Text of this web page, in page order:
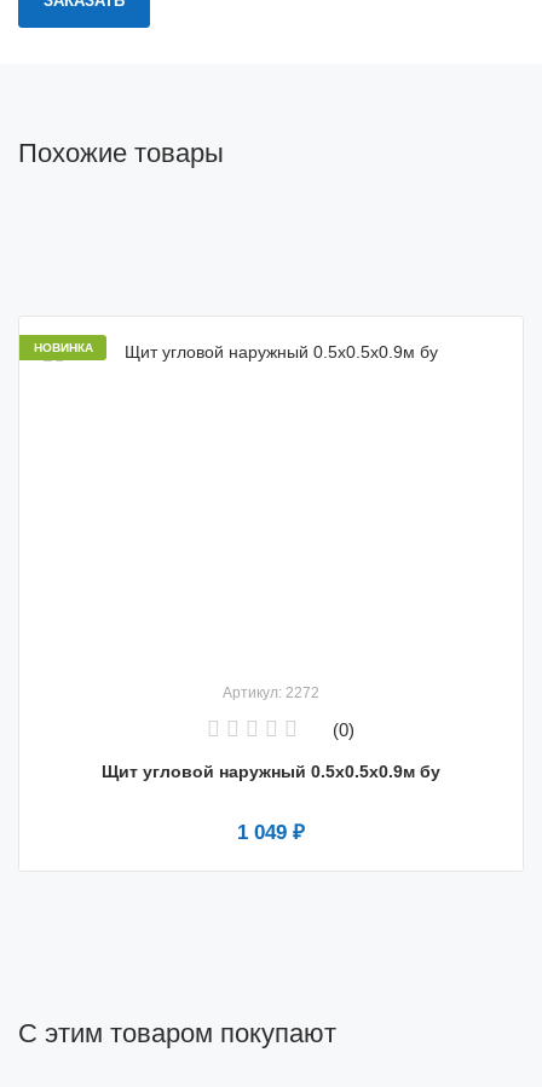
Похожие товары
НОВИНКА
Артикул: 2272
(0)
Щит угловой наружный 0.5x0.5x0.9м бу
1 049 ₽
С этим товаром покупают